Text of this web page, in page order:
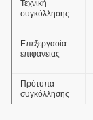
Τεχνική
συγκόλλησης
Επεξεργασία
επιφάνειας
Πρότυπα
συγκόλλησης